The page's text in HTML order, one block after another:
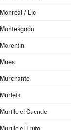
Monreal / Elo
Monteagudo
Morentin
Mues
Murchante
Murieta
Murillo el Cuende
Murillo el Fruto